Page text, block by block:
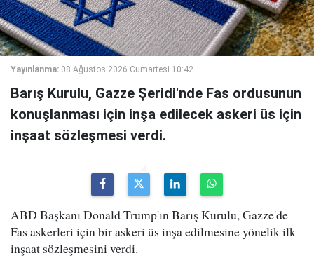
Yayınlanma: 08 Ağustos 2026 Cumartesi 10:42
Barış Kurulu, Gazze Şeridi'nde Fas ordusunun
konuşlanması için inşa edilecek askeri üs için
inşaat sözleşmesi verdi.
ABD Başkanı Donald Trump'ın Barış Kurulu, Gazze'de
Fas askerleri için bir askeri üs inşa edilmesine yönelik ilk
inşaat sözleşmesini verdi.